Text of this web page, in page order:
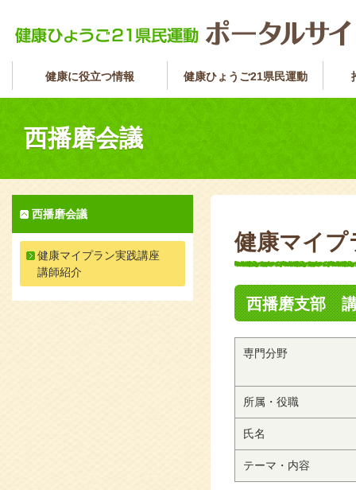
健康に役立つ情報 健康ひょうご21県民運動
西播磨会議
健康マイ
西播磨支部
専門分野
所属・役職
氏名
テーマ・内容
西播磨会議
健康マイプラン実践講座
講師紹介